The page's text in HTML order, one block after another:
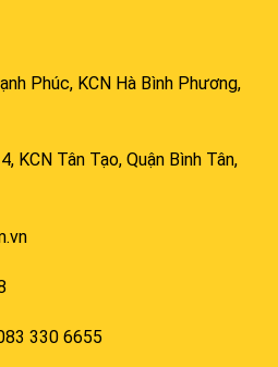
Phúc, KCN Hà Bình Phương,
KCN Tân Tạo, Quận Bình Tân,
330 6655